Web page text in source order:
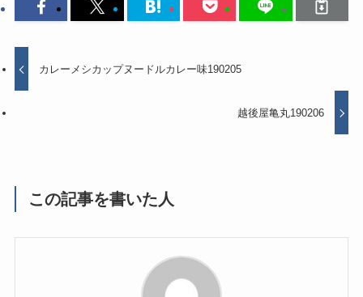
カレーメシカップヌードルカレー味190205
越後屋亀丸190206
この記事を書いた人